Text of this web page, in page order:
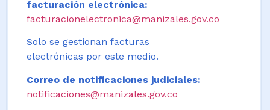
facturación electrónica:
facturacionelectronica@manizales.gov.co
Solo se gestionan facturas
electrónicas por este medio.
Correo de notificaciones judiciales:
notificaciones@manizales.gov.co